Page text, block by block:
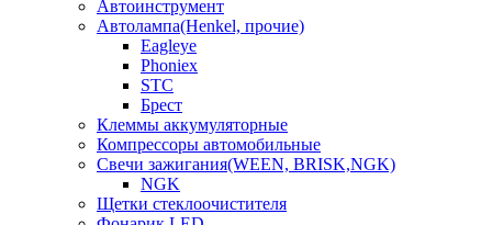
Автоинструмент
Автолампа(Henkel, прочие)
Eagleye
Phoniex
STC
Брест
Клеммы аккумуляторные
Компрессоры автомобильные
Свечи зажигания(WEEN, BRISK,NGK)
NGK
Щетки стеклоочистителя